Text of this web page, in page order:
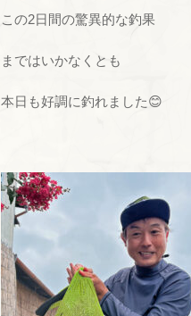
この2日間の驚異的な釣果
まではいかなくとも
本日も好調に釣れました😊